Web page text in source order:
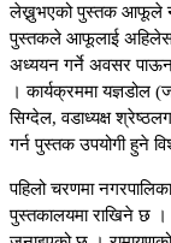
लेख्नुभएको पुस्तक आफूले
पुस्तकले आफूलाई अहिलेसम्म
अध्ययन गर्ने अवसर
। कार्यक्रममा यज्ञडोल
सिग्देल, वडाध्यक्ष
गर्न पुस्तक उपयोगी हुने
पहिलो चरणमा
पुस्तकालयमा राखिने छ ।